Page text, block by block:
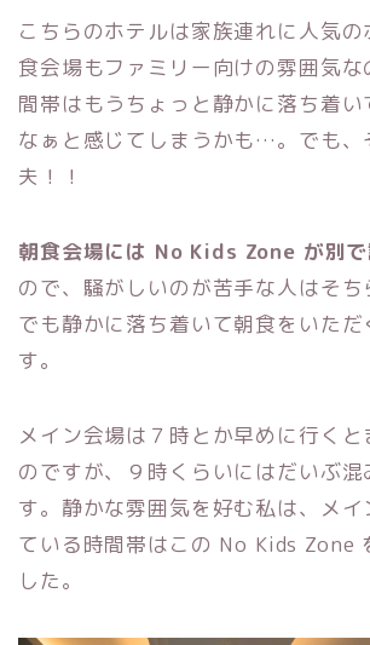
こちらのホテルは家族連れに人気の
食会場もファミリー向けの雰囲気な
間帯はもうちょっと静かに落ち着い
なぁと感じてしまうかも…。でも、
夫！！
朝食会場には No Kids Zone が別で
ので、騒がしいのが苦手な人はそち
でも静かに落ち着いて朝食をいただ
す。
メイン会場は７時とか早めに行くと
のですが、９時くらいにはだいぶ混
す。静かな雰囲気を好む私は、メイ
ている時間帯はこの No Kids Zone
した。